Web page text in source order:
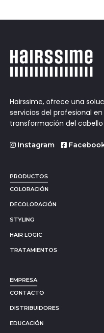
Hairssime, ofrece una
servicios del profesional
transformación del
Instagram
PRODUCTOS
COLORACIÓN
DECOLORACIÓN
STYLING
HAIR LOGIC
TRATAMIENTOS
EMPRESA
CONTACTO
DISTRIBUIDORES
EDUCACIÓN